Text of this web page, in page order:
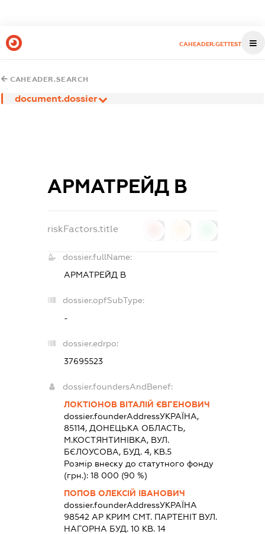
CAHEADER.GETTEST
CAHEADER.SEARCH
document.dossier
АРМАТРЕЙД В
riskFactors.title
dossier.fullName:
АРМАТРЕЙД В
dossier.opfSubType:
-
dossier.edrpo:
37695523
dossier.foundersAndBenef:
ЛОКТІОНОВ ВІТАЛІЙ ЄВГЕНОВИЧ
dossier.founderAddressУКРАЇНА,
85114, ДОНЕЦЬКА ОБЛАСТЬ,
М.КОСТЯНТИНІВКА, ВУЛ.
БЄЛОУСОВА, БУД. 4, КВ.5
Розмір внеску до статутного фонду
(грн.): 18 000 (90 %)
ПОПОВ ОЛЕКСІЙ ІВАНОВИЧ
dossier.founderAddressУКРАЇНА
98542 АР КРИМ СМТ. ПАРТЕНІТ ВУЛ.
НАГОРНА БУД. 10 КВ. 14